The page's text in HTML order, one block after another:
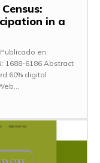
in a
6186 Abstract
60% digital